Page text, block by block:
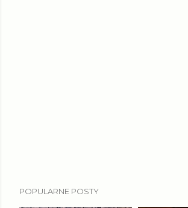
POPULARNE POSTY